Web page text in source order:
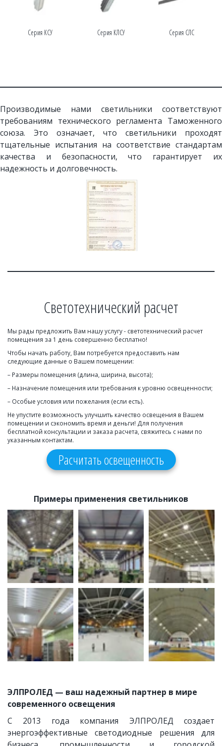
Серия КСУ Серия КЛСУ Серия СЛС
Производимые нами светильники соответствуют
требованиям технического регламента Таможенного
союза. Это означает, что светильники проходят
тщательные испытания на соответствие стандартам
качества и безопасности, что гарантирует их
надежность и долговечность.
Светотехнический расчет
Мы рады предложить Вам нашу услугу - светотехнический расчет
помещения за 1 день совершенно бесплатно!
Чтобы начать работу, Вам потребуется предоставить нам
следующие данные о Вашем помещении:
– Размеры помещения (длина, ширина, высота);
– Назначение помещения или требования к уровню освещенности;
– Особые условия или пожелания (если есть).
Не упустите возможность улучшить качество освещения в Вашем
помещении и сэкономить время и деньги! Для получения
бесплатной консультации и заказа расчета, свяжитесь с нами по
указанным контактам.
Расчитать освещенность
Примеры применения светильников
ЭЛПРОЛЕД — ваш надежный партнер в мире
современного освещения
С 2013 года компания ЭЛПРОЛЕД создает
энергоэффективные светодиодные решения для